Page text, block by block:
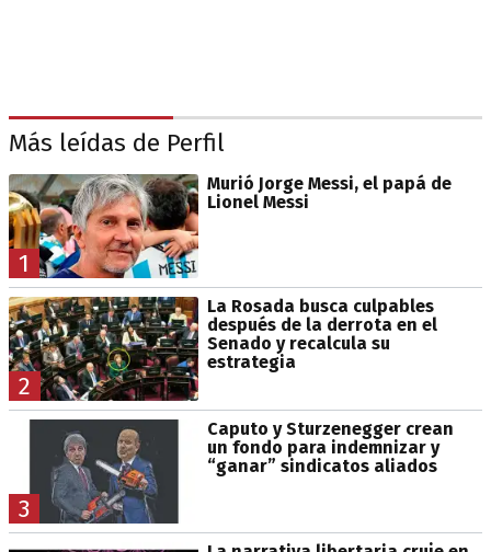
Más leídas de Perfil
1
Murió Jorge Messi, el papá de
Lionel Messi
2
La Rosada busca culpables
después de la derrota en el
Senado y recalcula su
estrategia
3
Caputo y Sturzenegger crean
un fondo para indemnizar y
“ganar” sindicatos aliados